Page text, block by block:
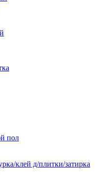
пол
клей д/плитки/затирка